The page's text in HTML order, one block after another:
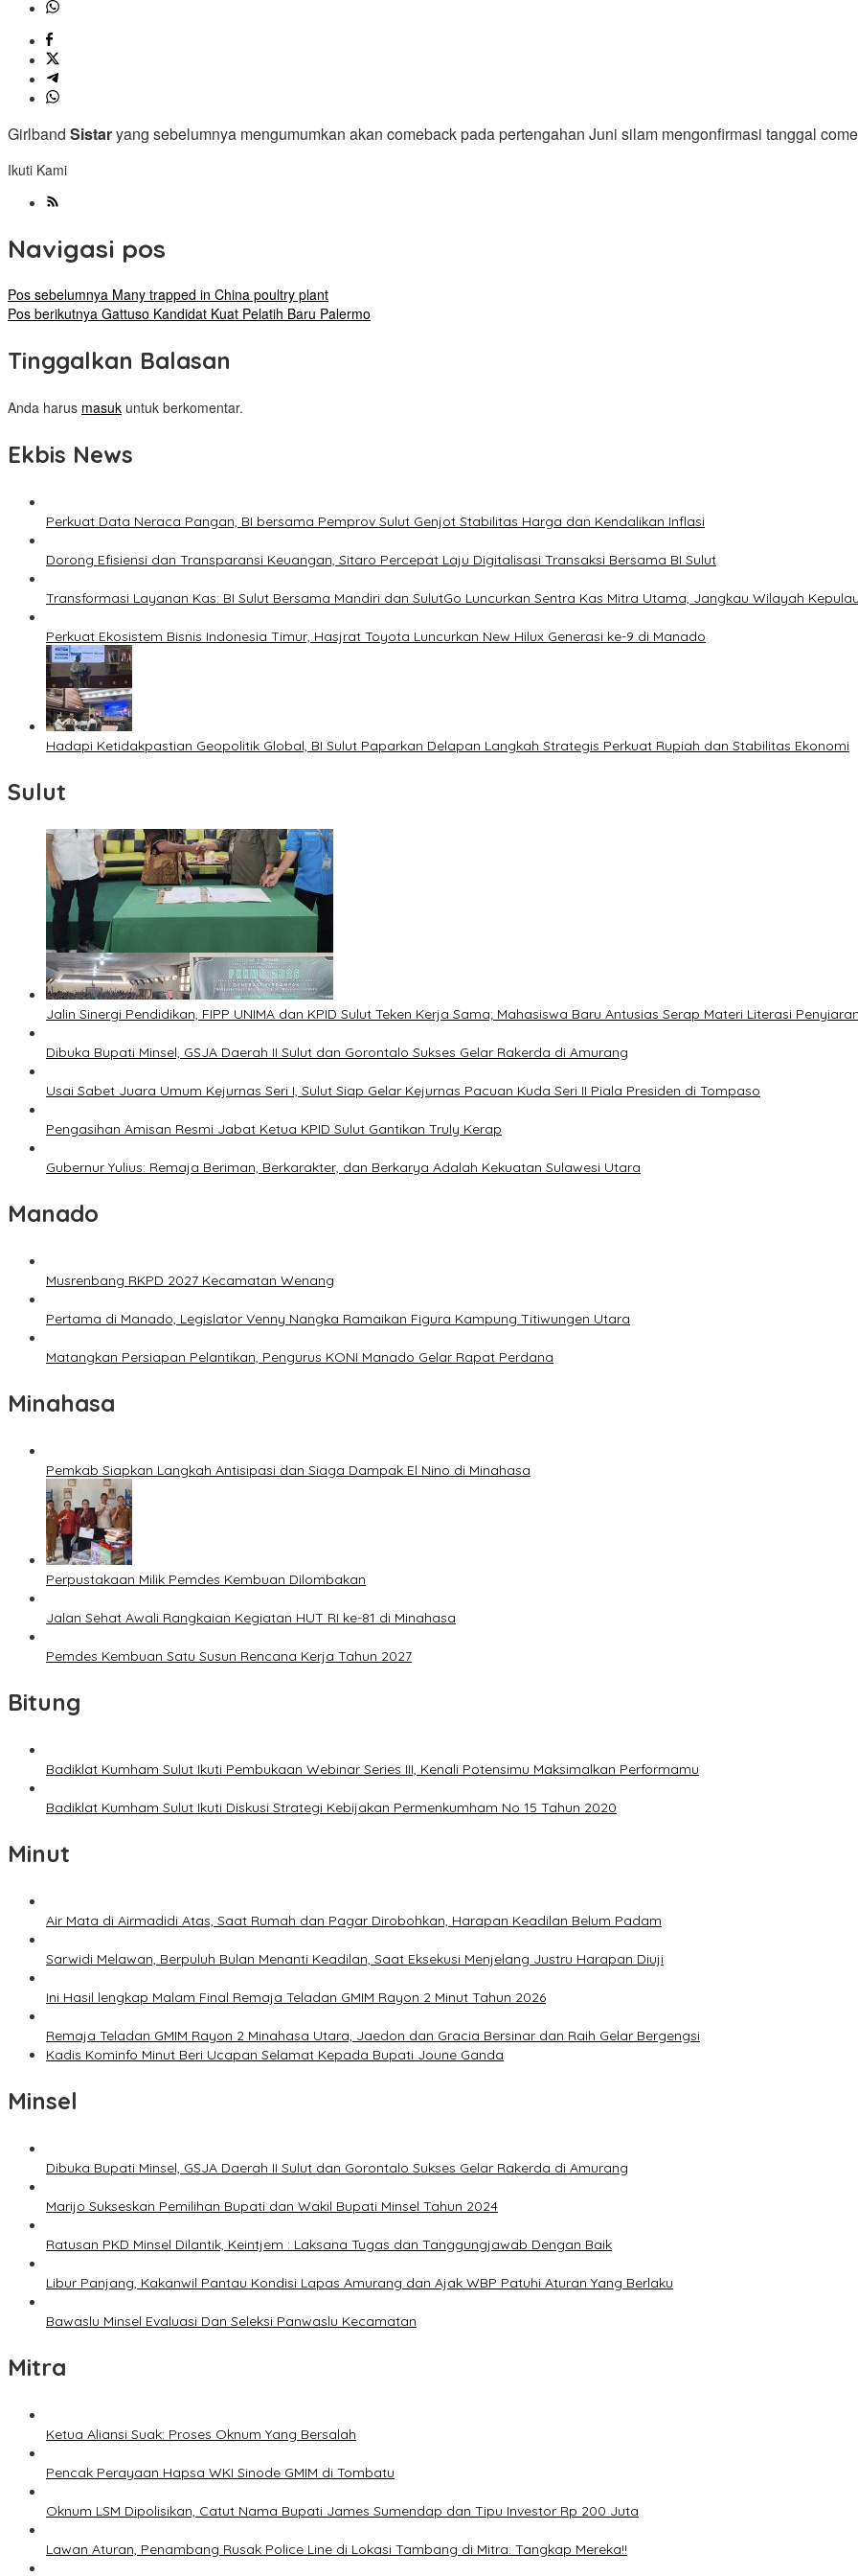
Girlband Sistaryang sebelumnya mengumumkan akan comeback pada pertengahan Juni silam mengonfirmasi tanggal
Ikuti Kami
Navigasi pos
Pos sebelumnya Many trapped in China poultry plant
Pos berikutnya Gattuso Kandidat Kuat Pelatih Baru Palermo
Tinggalkan Balasan
Anda harus masuk untuk berkomentar.
Ekbis News
Perkuat Data Neraca Pangan, BI bersama Pemprov Sulut Genjot Stabilitas Harga dan Kendalikan Inflasi
Dorong Efisiensi dan Transparansi Keuangan, Sitaro Percepat Laju Digitalisasi Transaksi Bersama BI Sulut
Transformasi Layanan Kas: BI Sulut Bersama Mandiri dan SulutGo Luncurkan Sentra Kas Mitra Utama, Jangkau Wilayah
Perkuat Ekosistem Bisnis Indonesia Timur, Hasjrat Toyota Luncurkan New Hilux Generasi ke-9 di Manado
Hadapi Ketidakpastian Geopolitik Global, BI Sulut Paparkan Delapan Langkah Strategis Perkuat Rupiah dan Stabilitas Ekonomi
Sulut
Jalin Sinergi Pendidikan, FIPP UNIMA dan KPID Sulut Teken Kerja Sama; Mahasiswa Baru Antusias Serap Materi Literasi
Dibuka Bupati Minsel, GSJA Daerah II Sulut dan Gorontalo Sukses Gelar Rakerda di Amurang
Usai Sabet Juara Umum Kejurnas Seri I, Sulut Siap Gelar Kejurnas Pacuan Kuda Seri II Piala Presiden di Tompaso
Pengasihan Amisan Resmi Jabat Ketua KPID Sulut Gantikan Truly Kerap
Gubernur Yulius: Remaja Beriman, Berkarakter, dan Berkarya Adalah Kekuatan Sulawesi Utara
Manado
Musrenbang RKPD 2027 Kecamatan Wenang
Pertama di Manado, Legislator Venny Nangka Ramaikan Figura Kampung Titiwungen Utara
Matangkan Persiapan Pelantikan, Pengurus KONI Manado Gelar Rapat Perdana
Minahasa
Pemkab Siapkan Langkah Antisipasi dan Siaga Dampak El Nino di Minahasa
Perpustakaan Milik Pemdes Kembuan Dilombakan
Jalan Sehat Awali Rangkaian Kegiatan HUT RI ke-81 di Minahasa
Pemdes Kembuan Satu Susun Rencana Kerja Tahun 2027
Bitung
Badiklat Kumham Sulut Ikuti Pembukaan Webinar Series III, Kenali Potensimu Maksimalkan Performamu
Badiklat Kumham Sulut Ikuti Diskusi Strategi Kebijakan Permenkumham No 15 Tahun 2020
Minut
Air Mata di Airmadidi Atas, Saat Rumah dan Pagar Dirobohkan, Harapan Keadilan Belum Padam
Sarwidi Melawan, Berpuluh Bulan Menanti Keadilan, Saat Eksekusi Menjelang Justru Harapan Diuji
Ini Hasil lengkap Malam Final Remaja Teladan GMIM Rayon 2 Minut Tahun 2026
Remaja Teladan GMIM Rayon 2 Minahasa Utara, Jaedon dan Gracia Bersinar dan Raih Gelar Bergengsi
Kadis Kominfo Minut Beri Ucapan Selamat Kepada Bupati Joune Ganda
Minsel
Dibuka Bupati Minsel, GSJA Daerah II Sulut dan Gorontalo Sukses Gelar Rakerda di Amurang
Marijo Sukseskan Pemilihan Bupati dan Wakil Bupati Minsel Tahun 2024
Ratusan PKD Minsel Dilantik, Keintjem : Laksana Tugas dan Tanggungjawab Dengan Baik
Libur Panjang, Kakanwil Pantau Kondisi Lapas Amurang dan Ajak WBP Patuhi Aturan Yang Berlaku
Bawaslu Minsel Evaluasi Dan Seleksi Panwaslu Kecamatan
Mitra
Ketua Aliansi Suak: Proses Oknum Yang Bersalah
Pencak Perayaan Hapsa WKI Sinode GMIM di Tombatu
Oknum LSM Dipolisikan, Catut Nama Bupati James Sumendap dan Tipu Investor Rp 200 Juta
Lawan Aturan, Penambang Rusak Police Line di Lokasi Tambang di Mitra: Tangkap Mereka!!